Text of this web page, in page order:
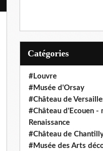
Catégories
#Louvre
#Musée d'Orsay
#Château de
#Château d'Ecouen -
Renaissance
#Château de
#Musée des Arts